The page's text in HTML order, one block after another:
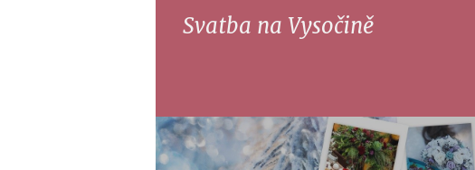
Svatba na Vysočině